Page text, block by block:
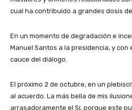
cual ha contribuido a grandes dosis
En un momento de degradación e
Manuel Santos a la presidencia, y con
cauce del diálogo.
El próximo 2 de octubre, en un
al acuerdo. La más bella de mis
arrasadoramente el Sí, porque este